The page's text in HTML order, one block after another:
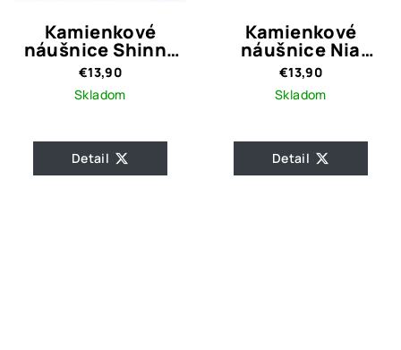
Kamienkové
náušnice Shinny
Tami
€13,90
Skladom
Detail
Kamienkové
náušnice Nia
Emerald
€13,90
Skladom
Detail